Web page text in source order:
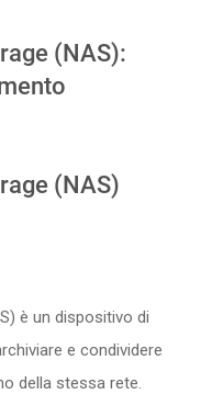
(NAS):
(NAS)
è un dispositivo di
e condividere
della stessa rete.